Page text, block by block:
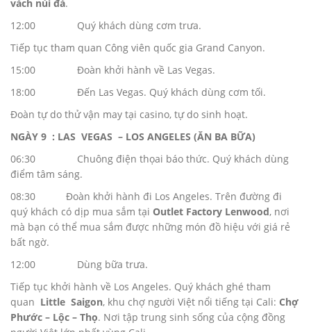
vách núi đá.
12:00 Quý khách dùng cơm trưa.
Tiếp tục tham quan Công viên quốc gia Grand Canyon.
15:00 Đoàn khởi hành về Las Vegas.
18:00 Đến Las Vegas. Quý khách dùng cơm tối.
Đoàn tự do thử vận may tại casino, tự do sinh hoạt.
NGÀY 9 : LAS VEGAS – LOS ANGELES (ĂN BA BỮA)
06:30 Chuông điện thọai báo thức. Quý khách dùng
điểm tâm sáng.
08:30 Đoàn khởi hành đi Los Angeles. Trên đường đi
quý khách có dịp mua sắm tại Outlet Factory Lenwood, nơi
mà bạn có thể mua sắm được những món đồ hiệu với giá rẻ
bất ngờ.
12:00 Dùng bữa trưa.
Tiếp tục khởi hành về Los Angeles. Quý khách ghé tham
quan Little Saigon, khu chợ người Việt nổi tiếng tại Cali: Chợ
Phước – Lộc – Thọ. Nơi tập trung sinh sống của cộng đồng